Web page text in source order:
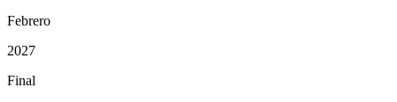
Febrero
2027
Final